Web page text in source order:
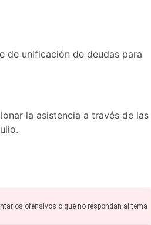
de unificación de deudas para
la asistencia a través de las
ofensivos o que no respondan al tema